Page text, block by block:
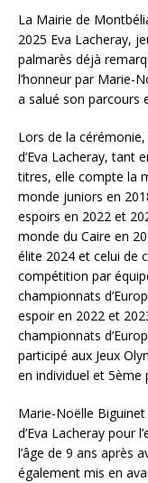
La Mairie de
2025 Eva Lacheray,
palmarès déjà
l’honneur par Marie-
a salué son parcours
Lors de la
d’Eva Lacheray, tant
titres, elle compte la
monde juniors en
espoirs en 2022 et
monde du Caire en
élite 2024 et celui de
compétition par
championnats
espoir en 2022 et
championnats
participé aux Jeux
en individuel et 5ème
Marie-Noëlle
d’Eva Lacheray pour
l’âge de 9 ans après
également mis en